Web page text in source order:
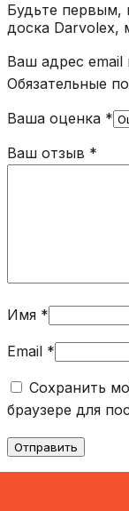
Будьте первым,
доска Darvolex,
Ваш адрес email
Обязательные
Ваша оценка *
Ваш отзыв *
Имя *
Email *
Сохранить
браузере для